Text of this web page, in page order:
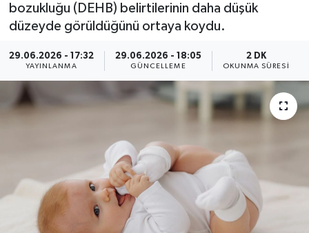
bozukluğu (DEHB) belirtilerinin daha düşük
düzeyde görüldüğünü ortaya koydu.
29.06.2026 - 17:32
YAYINLANMA
29.06.2026 - 18:05
GÜNCELLEME
2 DK
OKUNMA SÜRESI
Spor
Bi̇li̇m & Teknoloji̇
Eği̇ti̇m